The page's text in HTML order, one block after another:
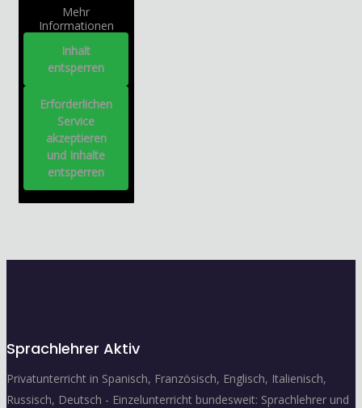
Mehr
Informationen
Inhalt
entsperren
Erforderlichen
Service
akzeptieren
und Inhalte
entsperren
Sprachlehrer Aktiv
Privatunterricht in Spanisch, Französisch, Englisch, Italienisch,
Russisch, Deutsch - Einzelunterricht bundesweit: Sprachlehrer und